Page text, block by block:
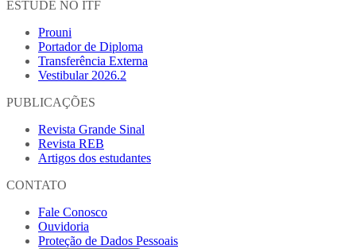
ESTUDE NO ITF
Prouni
Portador de Diploma
Transferência Externa
Vestibular 2026.2
PUBLICAÇÕES
Revista Grande Sinal
Revista REB
Artigos dos estudantes
CONTATO
Fale Conosco
Ouvidoria
Proteção de Dados Pessoais